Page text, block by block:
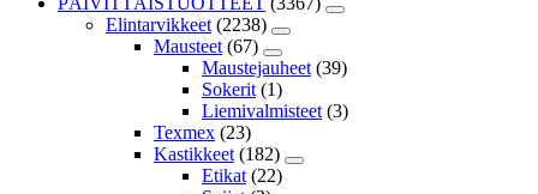
Elintarvikkeet (2238)
Mausteet (67)
Maustejauheet (39)
Sokerit (1)
Liemivalmisteet (3)
Texmex (23)
Kastikkeet (182)
Etikat (22)